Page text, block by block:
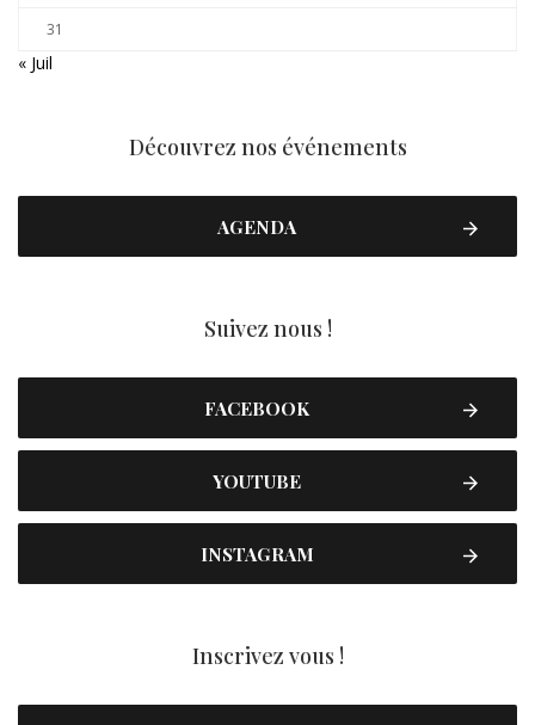
31
« Juil
Découvrez nos événements
AGENDA
Suivez nous !
FACEBOOK
YOUTUBE
INSTAGRAM
Inscrivez vous !